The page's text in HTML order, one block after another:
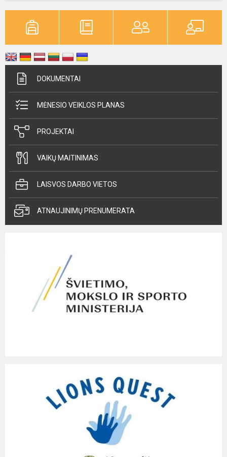
DOKUMENTAI
MĖNESIO VEIKLOS PLANAS
PROJEKTAI
VAIKŲ MAITINIMAS
LAISVOS DARBO VIETOS
ATNAUJINIMŲ PRENUMERATA